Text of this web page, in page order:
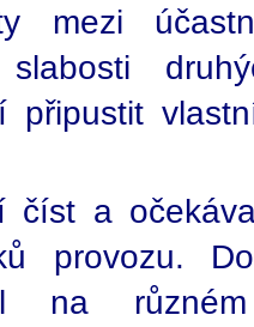
mezi
připustit
číst a
provozu.
na